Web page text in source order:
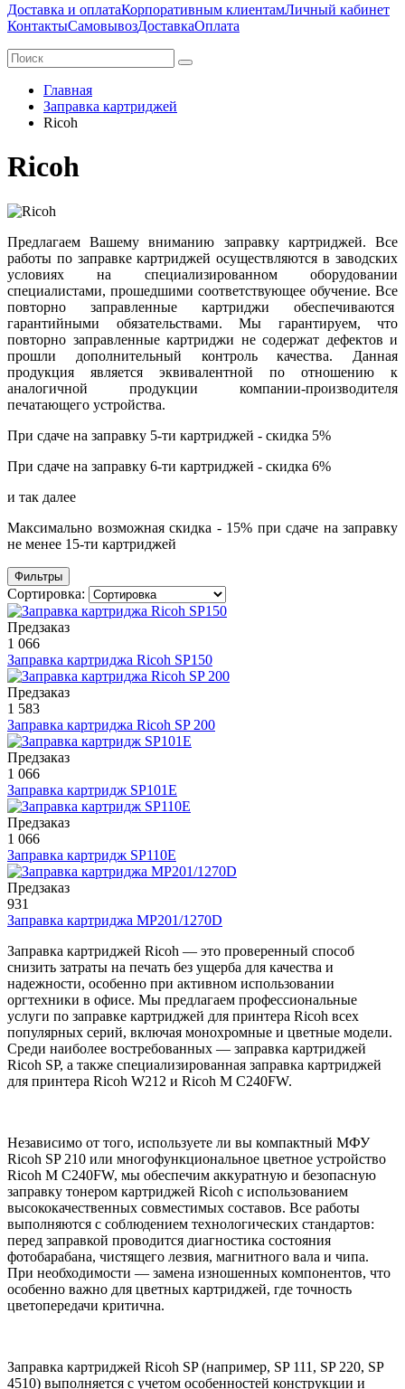
Доставка и оплатаКорпоративным клиентамЛичный кабинет
КонтактыСамовывозДоставкаОплата
Главная
Заправка картриджей
Ricoh
Ricoh
Предлагаем Вашему вниманию заправку картриджей. Все
работы по заправке картриджей осуществляются в заводских
условиях на специализированном оборудовании
специалистами, прошедшими соответствующее обучение. Все
повторно заправленные картриджи обеспечиваются
гарантийными обязательствами. Мы гарантируем, что
повторно заправленные картриджи не содержат дефектов и
прошли дополнительный контроль качества. Данная
продукция является эквивалентной по отношению к
аналогичной продукции компании-производителя
печатающего устройства.
При сдаче на заправку 5-ти картриджей - скидка 5%
При сдаче на заправку 6-ти картриджей - скидка 6%
и так далее
Максимально возможная скидка - 15% при сдаче на заправку
не менее 15-ти картриджей
Фильтры
Сортировка:
Предзаказ
1 066
Заправка картриджа Ricoh SP150
Предзаказ
1 583
Заправка картриджа Ricoh SP 200
Предзаказ
1 066
Заправка картридж SP101E
Предзаказ
1 066
Заправка картридж SP110E
Предзаказ
931
Заправка картриджа MP201/1270D
Заправка картриджей Ricoh — это проверенный способ
снизить затраты на печать без ущерба для качества и
надежности, особенно при активном использовании
оргтехники в офисе. Мы предлагаем профессиональные
услуги по заправке картриджей для принтера Ricoh всех
популярных серий, включая монохромные и цветные модели.
Среди наиболее востребованных — заправка картриджей
Ricoh SP, а также специализированная заправка картриджей
для принтера Ricoh W212 и Ricoh M C240FW.
Независимо от того, используете ли вы компактный МФУ
Ricoh SP 210 или многофункциональное цветное устройство
Ricoh M C240FW, мы обеспечим аккуратную и безопасную
заправку тонером картриджей Ricoh с использованием
высококачественных совместимых составов. Все работы
выполняются с соблюдением технологических стандартов:
перед заправкой проводится диагностика состояния
фотобарабана, чистящего лезвия, магнитного вала и чипа.
При необходимости — замена изношенных компонентов, что
особенно важно для цветных картриджей, где точность
цветопередачи критична.
Заправка картриджей Ricoh SP (например, SP 111, SP 220, SP
4510) выполняется с учетом особенностей конструкции и